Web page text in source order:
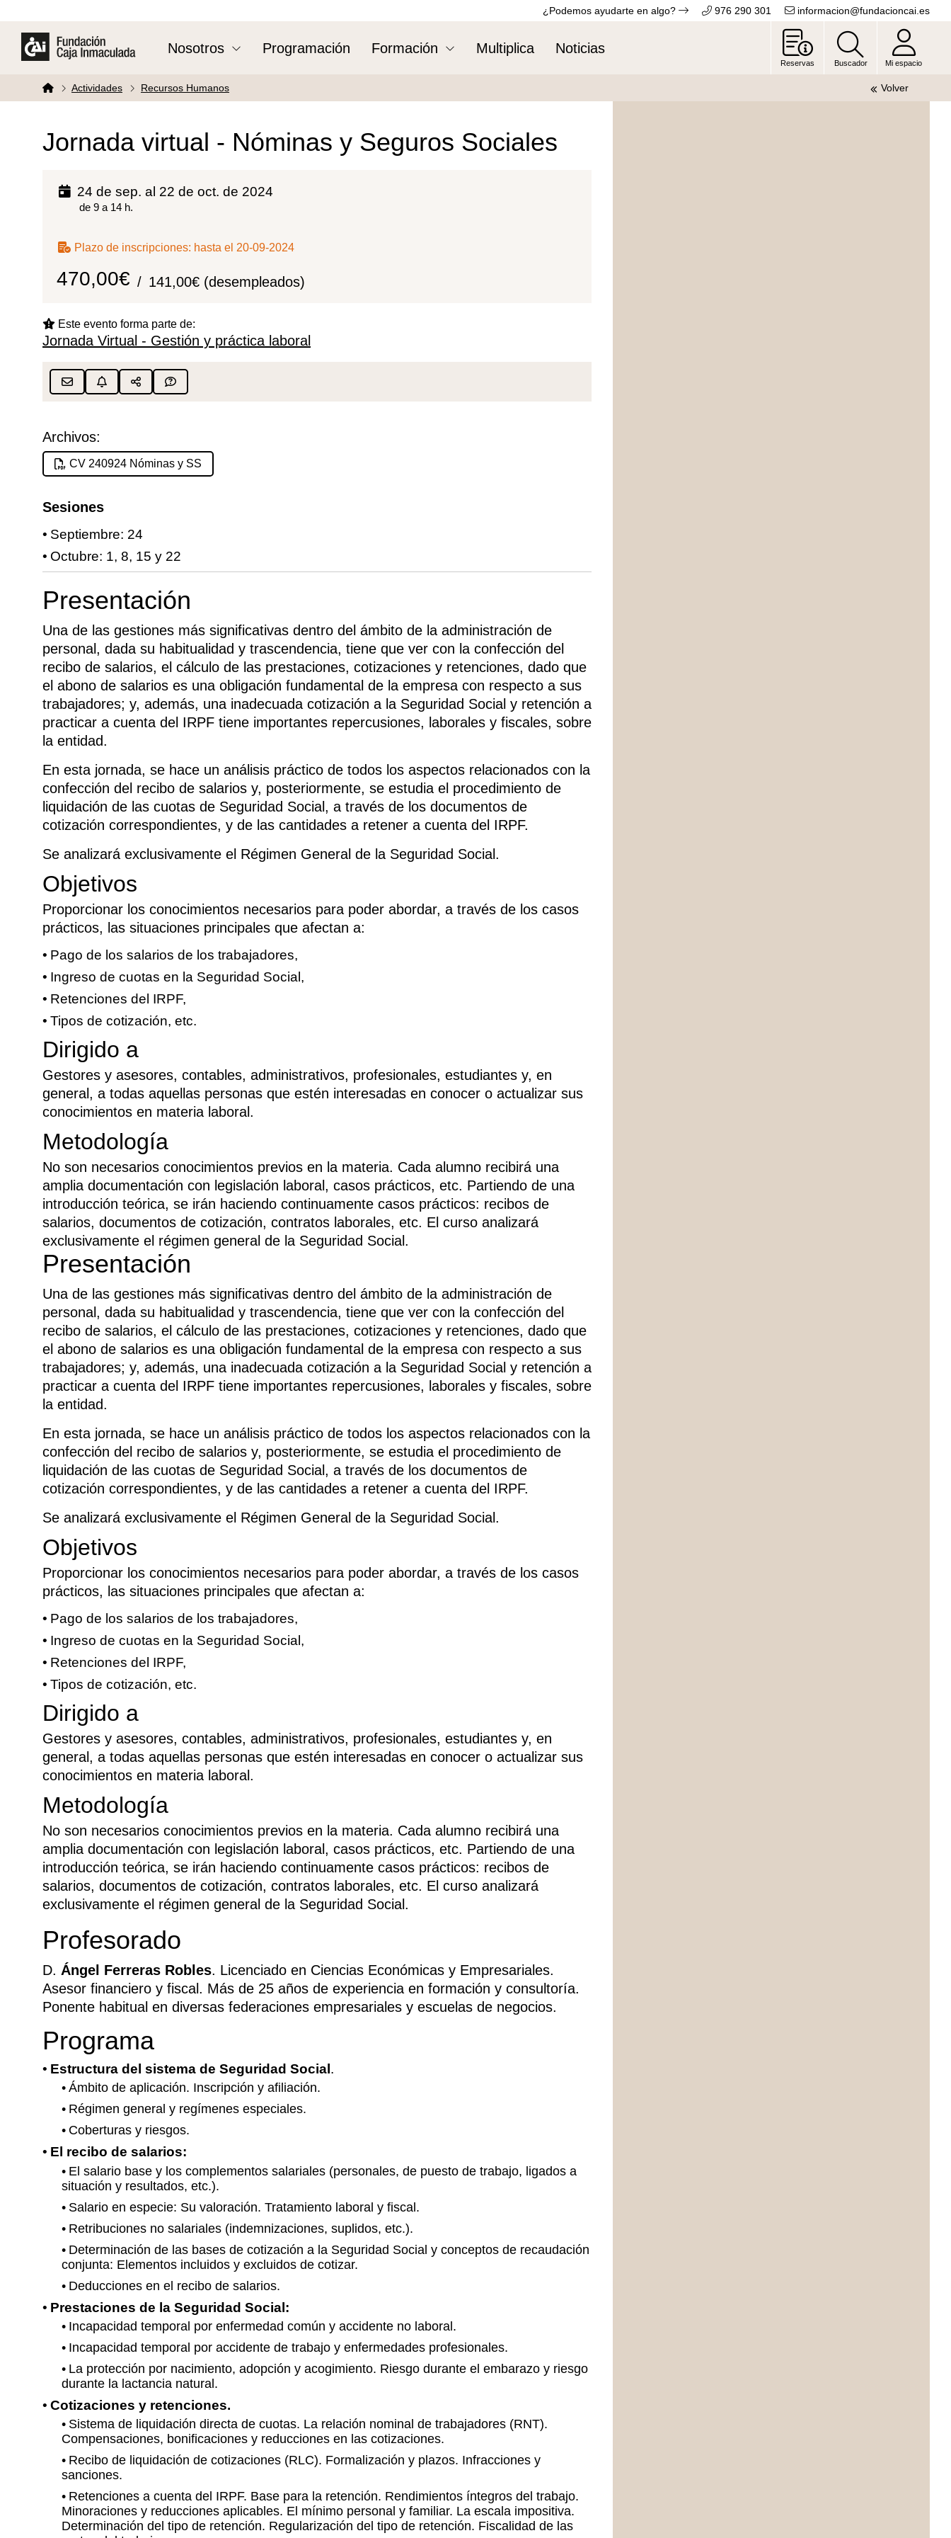
¿Podemos ayudarte en algo? 976 290 301 informacion@fundacioncai.es
Nosotros Programación Formación Multiplica Noticias
Reservas Buscador Mi espacio
Actividades Recursos Humanos Volver
Jornada virtual - Nóminas y Seguros Sociales
24 de sep. al 22 de oct. de 2024
de 9 a 14 h.
Plazo de inscripciones: hasta el 20-09-2024
470,00€ 141,00€ (desempleados)
Este evento forma parte de:
Jornada Virtual - Gestión y práctica laboral
Archivos:
CV 240924 Nóminas y SS
Sesiones
Septiembre: 24
Octubre: 1, 8, 15 y 22
Presentación
Una de las gestiones más significativas dentro del ámbito de la administración de
personal, dada su habitualidad y trascendencia, tiene que ver con la confección del
recibo de salarios, el cálculo de las prestaciones, cotizaciones y retenciones, dado que
el abono de salarios es una obligación fundamental de la empresa con respecto a sus
trabajadores; y, además, una inadecuada cotización a la Seguridad Social y retención a
practicar a cuenta del IRPF tiene importantes repercusiones, laborales y fiscales, sobre
la entidad.
En esta jornada, se hace un análisis práctico de todos los aspectos relacionados con la
confección del recibo de salarios y, posteriormente, se estudia el procedimiento de
liquidación de las cuotas de Seguridad Social, a través de los documentos de
cotización correspondientes, y de las cantidades a retener a cuenta del IRPF.
Se analizará exclusivamente el Régimen General de la Seguridad Social.
Objetivos
Proporcionar los conocimientos necesarios para poder abordar, a través de los casos
prácticos, las situaciones principales que afectan a:
Pago de los salarios de los trabajadores,
Ingreso de cuotas en la Seguridad Social,
Retenciones del IRPF,
Tipos de cotización, etc.
Dirigido a
Gestores y asesores, contables, administrativos, profesionales, estudiantes y, en
general, a todas aquellas personas que estén interesadas en conocer o actualizar sus
conocimientos en materia laboral.
Metodología
No son necesarios conocimientos previos en la materia. Cada alumno recibirá una
amplia documentación con legislación laboral, casos prácticos, etc. Partiendo de una
introducción teórica, se irán haciendo continuamente casos prácticos: recibos de
salarios, documentos de cotización, contratos laborales, etc. El curso analizará
exclusivamente el régimen general de la Seguridad Social.
Presentación
Una de las gestiones más significativas dentro del ámbito de la administración de
personal, dada su habitualidad y trascendencia, tiene que ver con la confección del
recibo de salarios, el cálculo de las prestaciones, cotizaciones y retenciones, dado que
el abono de salarios es una obligación fundamental de la empresa con respecto a sus
trabajadores; y, además, una inadecuada cotización a la Seguridad Social y retención a
practicar a cuenta del IRPF tiene importantes repercusiones, laborales y fiscales, sobre
la entidad.
En esta jornada, se hace un análisis práctico de todos los aspectos relacionados con la
confección del recibo de salarios y, posteriormente, se estudia el procedimiento de
liquidación de las cuotas de Seguridad Social, a través de los documentos de
cotización correspondientes, y de las cantidades a retener a cuenta del IRPF.
Se analizará exclusivamente el Régimen General de la Seguridad Social.
Objetivos
Proporcionar los conocimientos necesarios para poder abordar, a través de los casos
prácticos, las situaciones principales que afectan a:
Pago de los salarios de los trabajadores,
Ingreso de cuotas en la Seguridad Social,
Retenciones del IRPF,
Tipos de cotización, etc.
Dirigido a
Gestores y asesores, contables, administrativos, profesionales, estudiantes y, en
general, a todas aquellas personas que estén interesadas en conocer o actualizar sus
conocimientos en materia laboral.
Metodología
No son necesarios conocimientos previos en la materia. Cada alumno recibirá una
amplia documentación con legislación laboral, casos prácticos, etc. Partiendo de una
introducción teórica, se irán haciendo continuamente casos prácticos: recibos de
salarios, documentos de cotización, contratos laborales, etc. El curso analizará
exclusivamente el régimen general de la Seguridad Social.
Profesorado
D. Ángel Ferreras Robles. Licenciado en Ciencias Económicas y Empresariales.
Asesor financiero y fiscal. Más de 25 años de experiencia en formación y consultoría.
Ponente habitual en diversas federaciones empresariales y escuelas de negocios.
Programa
Estructura del sistema de Seguridad Social.
Ámbito de aplicación. Inscripción y afiliación.
Régimen general y regímenes especiales.
Coberturas y riesgos.
El recibo de salarios:
El salario base y los complementos salariales (personales, de puesto de trabajo, ligados a
situación y resultados, etc.).
Salario en especie: Su valoración. Tratamiento laboral y fiscal.
Retribuciones no salariales (indemnizaciones, suplidos, etc.).
Determinación de las bases de cotización a la Seguridad Social y conceptos de recaudación
conjunta: Elementos incluidos y excluidos de cotizar.
Deducciones en el recibo de salarios.
Prestaciones de la Seguridad Social:
Incapacidad temporal por enfermedad común y accidente no laboral.
Incapacidad temporal por accidente de trabajo y enfermedades profesionales.
La protección por nacimiento, adopción y acogimiento. Riesgo durante el embarazo y riesgo
durante la lactancia natural.
Cotizaciones y retenciones.
Sistema de liquidación directa de cuotas. La relación nominal de trabajadores (RNT).
Compensaciones, bonificaciones y reducciones en las cotizaciones.
Recibo de liquidación de cotizaciones (RLC). Formalización y plazos. Infracciones y
sanciones.
Retenciones a cuenta del IRPF. Base para la retención. Rendimientos íntegros del trabajo.
Minoraciones y reducciones aplicables. El mínimo personal y familiar. La escala impositiva.
Determinación del tipo de retención. Regularización del tipo de retención. Fiscalidad de las